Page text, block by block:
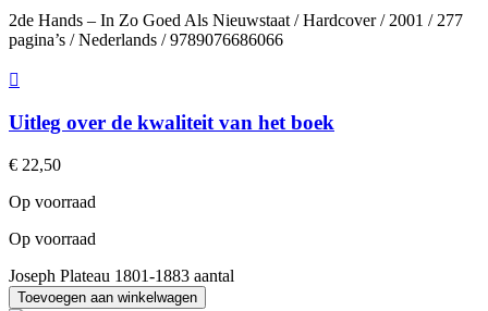
2de Hands – In Zo Goed Als Nieuwstaat / Hardcover / 2001 / 277
pagina’s / Nederlands / 9789076686066
Uitleg over de kwaliteit van het boek
€ 22,50
Op voorraad
Op voorraad
Joseph Plateau 1801-1883 aantal
Toevoegen aan winkelwagen